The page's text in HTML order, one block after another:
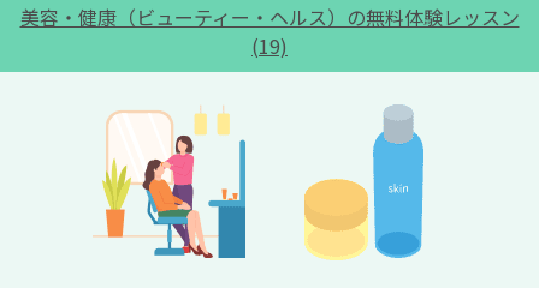
美容・健康（ビューティー・ヘルス）の無料体験レッスン
(19)